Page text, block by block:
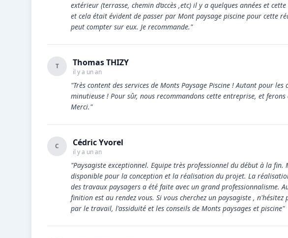
extérieur (terrasse, chemin d’accès ,etc) il y a quelques années et
et cela était évident de passer par Mont paysage piscine pour cette
peut compter sur eux. Je recommande."
T Thomas THIZY
il y a un an
"Très content des services de Monts Paysage Piscine ! Autant pour
minutieuse ! Pour sûr, nous recommandons cette entreprise, et
Merci."
C Cédric Yvorel
il y a un an
"Paysagiste exceptionnel. Equipe très professionnel du début à la fin.
disponible pour la conception et la réalisation du projet. La
des travaux paysagers a été faite avec un grand professionnalisme.
finition est au rendez vous. Si vous cherchez un paysagiste , n'hésitez
par le travail, l'assiduité et les conseils de Monts paysages et piscine"